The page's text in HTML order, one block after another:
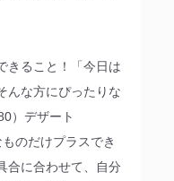
きること！「今日は
んな方にぴったりな
）デザート
のだけプラスでき
合に合わせて、自分